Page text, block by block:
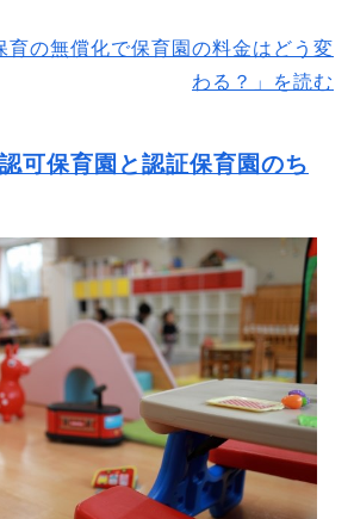
育の無償化で保育園の料金はどう変
わる？」を読む
可保育園と認証保育園のち